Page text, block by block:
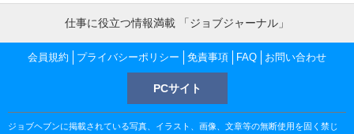
仙台市 デリヘル送迎ドライバー
仙台 デリヘル送迎ドライバー
大崎・古川・佐沼
大崎・古川・佐沼 デリヘル送迎ドライバー
中通り
中通り デリヘル送迎ドライバー
岩手県 デリヘル送迎ドライバー
盛岡市 デリヘル送迎ドライバー
花巻・北上・遠野
秋田県 デリヘル送迎ドライバー
秋田市山形県 デリヘル送迎ドライバー
北海道 男性高収入
東北 男性高収入
南関東 男性高収入
甲信越 男性高収入
北関東 男性高収入
北海道
北海道 男性高収入
札幌 男性高収入
宮城県
宮城 男性高収入
仕事に役立つ情報満載 「ジョブジャーナル」
会員規約 プライバシーポリシー 免責事項 FAQ お問い合わせ
PCサイト
ジョブヘブンに掲載されている写真、イラスト、画像、文章等の無断使用を固く禁じ